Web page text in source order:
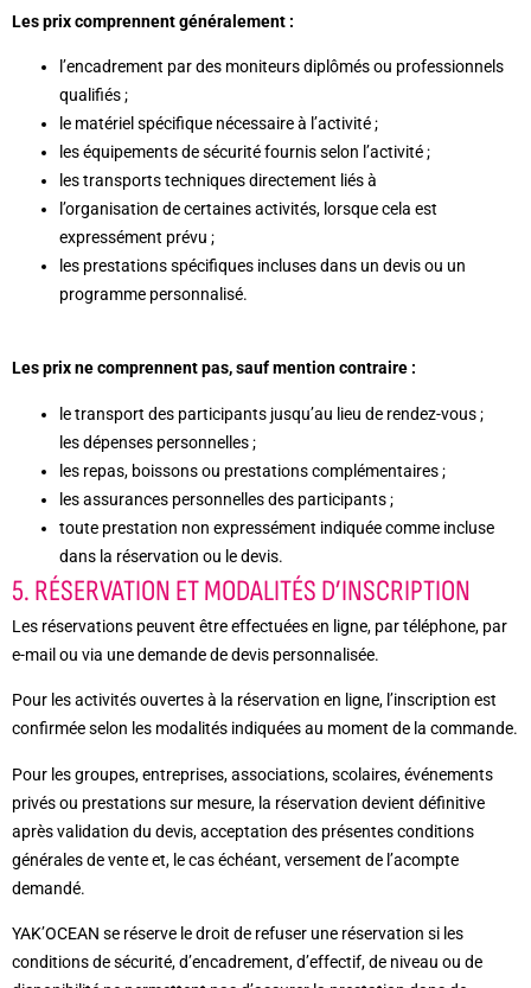
Les prix comprennent généralement :
l’encadrement par des moniteurs diplômés ou professionnels
qualifiés ;
le matériel spécifique nécessaire à l’activité ;
les équipements de sécurité fournis selon l’activité ;
les transports techniques directement liés à
l’organisation de certaines activités, lorsque cela est
expressément prévu ;
les prestations spécifiques incluses dans un devis ou un
programme personnalisé.
Les prix ne comprennent pas, sauf mention contraire :
le transport des participants jusqu’au lieu de rendez-vous ;
les dépenses personnelles ;
les repas, boissons ou prestations complémentaires ;
les assurances personnelles des participants ;
toute prestation non expressément indiquée comme incluse
dans la réservation ou le devis.
5. RÉSERVATION ET MODALITÉS D’INSCRIPTION
Les réservations peuvent être effectuées en ligne, par téléphone, par
e-mail ou via une demande de devis personnalisée.
Pour les activités ouvertes à la réservation en ligne, l’inscription est
confirmée selon les modalités indiquées au moment de la commande.
Pour les groupes, entreprises, associations, scolaires, événements
privés ou prestations sur mesure, la réservation devient définitive
après validation du devis, acceptation des présentes conditions
générales de vente et, le cas échéant, versement de l’acompte
demandé.
YAK’OCEAN se réserve le droit de refuser une réservation si les
conditions de sécurité, d’encadrement, d’effectif, de niveau ou de